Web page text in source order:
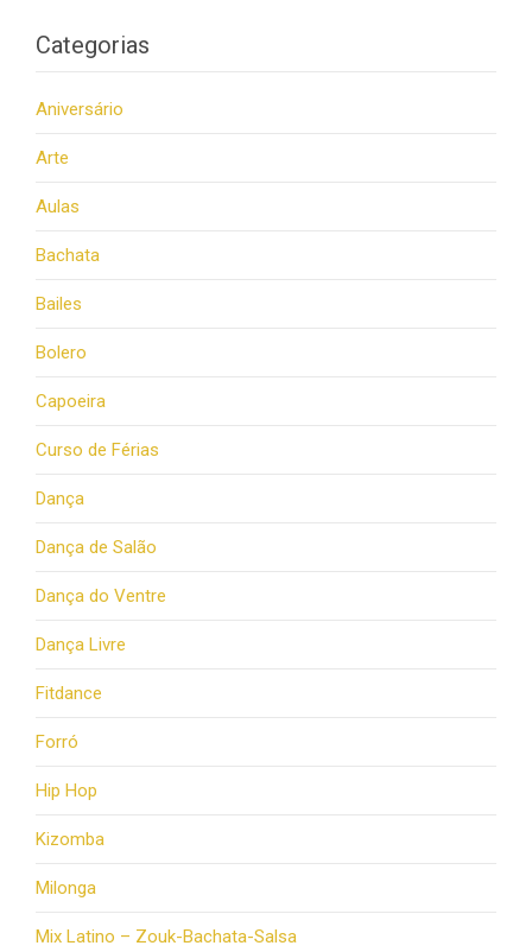
Categorias
Aniversário
Arte
Aulas
Bachata
Bailes
Bolero
Capoeira
Curso de Férias
Dança
Dança de Salão
Dança do Ventre
Dança Livre
Fitdance
Forró
Hip Hop
Kizomba
Milonga
Mix Latino – Zouk-Bachata-Salsa